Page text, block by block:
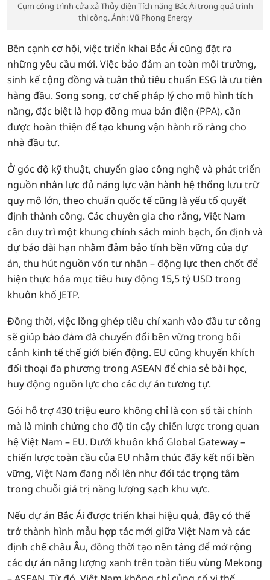
Cụm công trình cửa xả Thủy điện Tích năng Bác Ái trong quá trình
thi công. Ảnh: Vũ Phong Energy
Bên cạnh cơ hội, việc triển khai Bắc Ái cũng đặt ra
những yêu cầu mới. Việc bảo đảm an toàn môi trường,
sinh kế cộng đồng và tuân thủ tiêu chuẩn ESG là ưu tiên
hàng đầu. Song song, cơ chế pháp lý cho mô hình tích
năng, đặc biệt là hợp đồng mua bán điện (PPA), cần
được hoàn thiện để tạo khung vận hành rõ ràng cho
nhà đầu tư.
Ở góc độ kỹ thuật, chuyển giao công nghệ và phát triển
nguồn nhân lực đủ năng lực vận hành hệ thống lưu trữ
quy mô lớn, theo chuẩn quốc tế cũng là yếu tố quyết
định thành công. Các chuyên gia cho rằng, Việt Nam
cần duy trì một khung chính sách minh bạch, ổn định và
dự báo dài hạn nhằm đảm bảo tính bền vững của dự
án, thu hút nguồn vốn tư nhân – động lực then chốt để
hiện thực hóa mục tiêu huy động 15,5 tỷ USD trong
khuôn khổ JETP.
Đồng thời, việc lồng ghép tiêu chí xanh vào đầu tư công
sẽ giúp bảo đảm đà chuyển đổi bền vững trong bối
cảnh kinh tế thế giới biến động. EU cũng khuyến khích
đối thoại đa phương trong ASEAN để chia sẻ bài học,
huy động nguồn lực cho các dự án tương tự.
Gói hỗ trợ 430 triệu euro không chỉ là con số tài chính
mà là minh chứng cho độ tin cậy chiến lược trong quan
hệ Việt Nam – EU. Dưới khuôn khổ Global Gateway –
chiến lược toàn cầu của EU nhằm thúc đẩy kết nối bền
vững, Việt Nam đang nổi lên như đối tác trọng tâm
trong chuỗi giá trị năng lượng sạch khu vực.
Nếu dự án Bắc Ái được triển khai hiệu quả, đây có thể
trở thành hình mẫu hợp tác mới giữa Việt Nam và các
định chế châu Âu, đồng thời tạo nền tảng để mở rộng
các dự án năng lượng xanh trên toàn tiểu vùng Mekong